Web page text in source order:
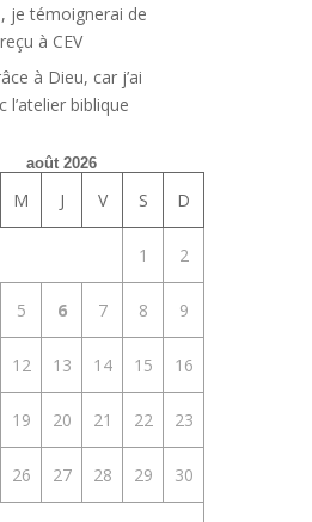
je témoignerai de
à CEV
à Dieu, car j’ai
l’atelier biblique
août 2026
M J V S D
1 2
5 6 7 8 9
12 13 14 15 16
19 20 21 22 23
26 27 28 29 30